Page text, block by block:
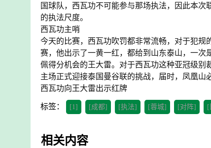
国球队，西瓦功不可能参与那场执法，因此本
的执法尺度。
西瓦功主哨
今天的比赛，西瓦功吹罚都非常流畅，对于犯
赛，他出示了一黄一红，都给到山东泰山，一次
佩得分机会的王大雷。对于西瓦功这种亚冠级别
主场正式迎接泰国曼谷联的挑战，届时，凤凰山
西瓦功向王大雷出示红牌
标签： [1] [成都] [执法] [蓉城] [对阵] [
相关内容